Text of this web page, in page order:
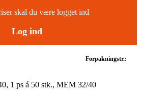
skal du være logget ind
Log ind
Forpakningstr.:
1 ps á 50 stk., MEM 32/40